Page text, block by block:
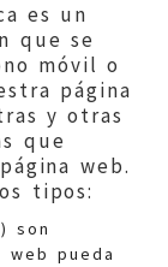
es un
que se
móvil o
página
y otras
que
web.
tipos:
son
pueda